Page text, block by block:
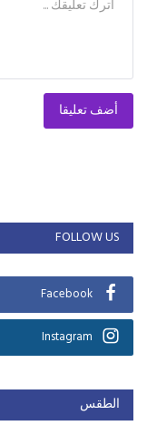
أضف تعليقا
FOLLOW US
Facebook
Instagram
الطقس